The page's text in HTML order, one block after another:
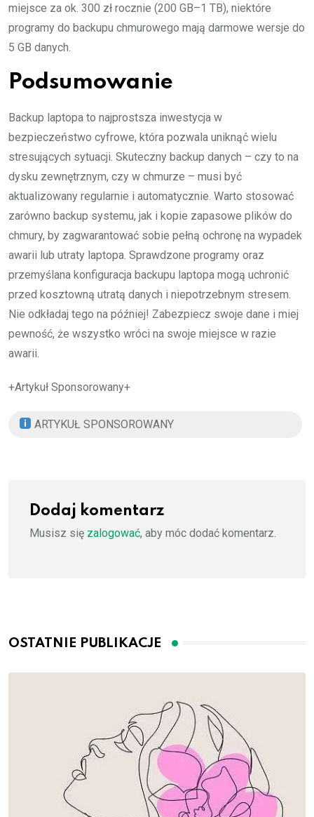
miejsce za ok. 300 zł rocznie (200 GB–1 TB), niektóre
programy do backupu chmurowego mają darmowe wersje do
5 GB danych.
Podsumowanie
Backup laptopa to najprostsza inwestycja w
bezpieczeństwo cyfrowe, która pozwala uniknąć wielu
stresujących sytuacji. Skuteczny backup danych – czy to na
dysku zewnętrznym, czy w chmurze – musi być
aktualizowany regularnie i automatycznie. Warto stosować
zarówno backup systemu, jak i kopie zapasowe plików do
chmury, by zagwarantować sobie pełną ochronę na wypadek
awarii lub utraty laptopa. Sprawdzone programy oraz
przemyślana konfiguracja backupu laptopa mogą uchronić
przed kosztowną utratą danych i niepotrzebnym stresem.
Nie odkładaj tego na później! Zabezpiecz swoje dane i miej
pewność, że wszystko wróci na swoje miejsce w razie
awarii.
+Artykuł Sponsorowany+
ARTYKUŁ SPONSOROWANY
Dodaj komentarz
Musisz się zalogować, aby móc dodać komentarz.
OSTATNIE PUBLIKACJE